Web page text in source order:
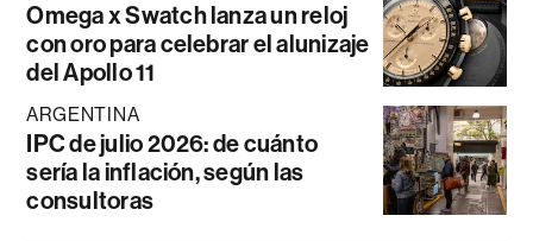
Omega x Swatch lanza un reloj
con oro para celebrar el alunizaje
del Apollo 11
ARGENTINA
IPC de julio 2026: de cuánto
sería la inflación, según las
consultoras